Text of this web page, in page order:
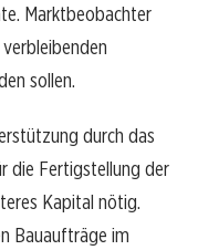
Marktbeobachter
sollen.
durch das
die Fertigstellung der
Kapital nötig.
Bauaufträge im